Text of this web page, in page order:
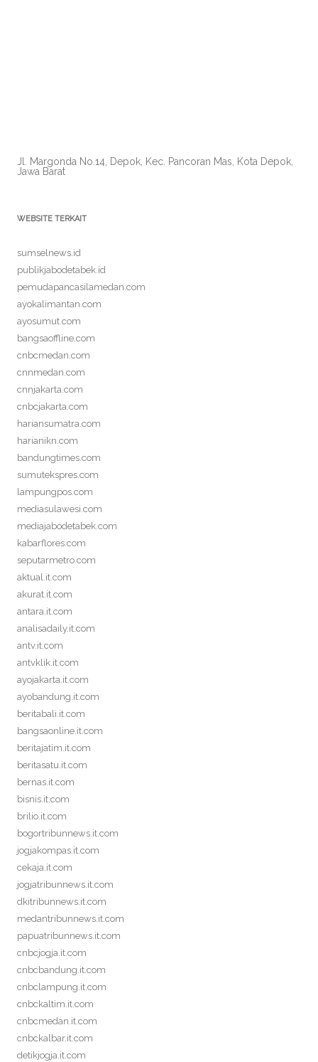
Jl. Margonda No.14, Depok, Kec. Pancoran Mas, Kota Depok,
Jawa Barat
WEBSITE TERKAIT
sumselnews.id
publikjabodetabek.id
pemudapancasilamedan.com
ayokalimantan.com
ayosumut.com
bangsaoffline.com
cnbcmedan.com
cnnmedan.com
cnnjakarta.com
cnbcjakarta.com
hariansumatra.com
harianikn.com
bandungtimes.com
sumutekspres.com
lampungpos.com
mediasulawesi.com
mediajabodetabek.com
kabarflores.com
seputarmetro.com
aktual.it.com
akurat.it.com
antara.it.com
analisadaily.it.com
antv.it.com
antvklik.it.com
ayojakarta.it.com
ayobandung.it.com
beritabali.it.com
bangsaonline.it.com
beritajatim.it.com
beritasatu.it.com
bernas.it.com
bisnis.it.com
brilio.it.com
bogortribunnews.it.com
jogjakompas.it.com
cekaja.it.com
jogjatribunnews.it.com
dkitribunnews.it.com
medantribunnews.it.com
papuatribunnews.it.com
cnbcjogja.it.com
cnbcbandung.it.com
cnbclampung.it.com
cnbckaltim.it.com
cnbcmedan.it.com
cnbckalbar.it.com
detikjogja.it.com